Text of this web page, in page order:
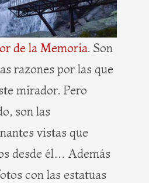
de la Memoria. Son
razones por las que
mirador. Pero
son las
vistas que
desde él… Además
con las estatuas